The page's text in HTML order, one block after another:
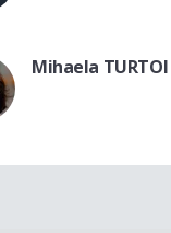
Mihaela TURTOI